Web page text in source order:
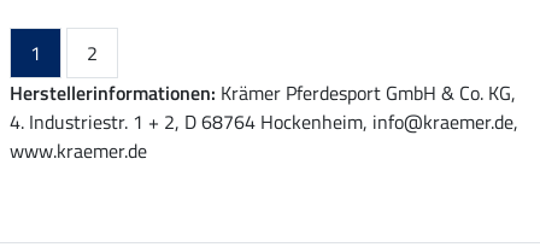
1
2
Herstellerinformationen: Krämer Pferdesport GmbH & Co. KG,
4. Industriestr. 1 + 2, D 68764 Hockenheim, info@kraemer.de,
www.kraemer.de